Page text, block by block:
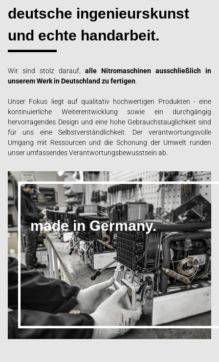
deutsche ingenieurskunst
und echte handarbeit.
Wir sind stolz darauf, alle Nitromaschinen ausschließlich in
unserem Werk in Deutschland zu fertigen
Unser Fokus liegt auf qualitativ hochwertigen Produkten - eine
kontinuierliche Weiterentwicklung sowie ein durchgängig
hervorragendes Design und eine hohe Gebrauchstauglichkeit sind
für uns eine Selbstverständlichkeit. Der verantwortungsvolle
Umgang mit Ressourcen und die Schonung der Umwelt runden
unser umfassendes Verantwortungsbewusstsein ab.
made in Germany.